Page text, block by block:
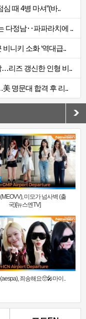
때 4병 마셔”(바..
다정남‥파파라치에 ..
니키 소화 ‘역대급..
…리즈 갱신한 인형 비..
명문대 합격 후 리..
미모가 넘사벽 (출
국)[뉴스엔TV]
죄송해요🥺🎤마이..